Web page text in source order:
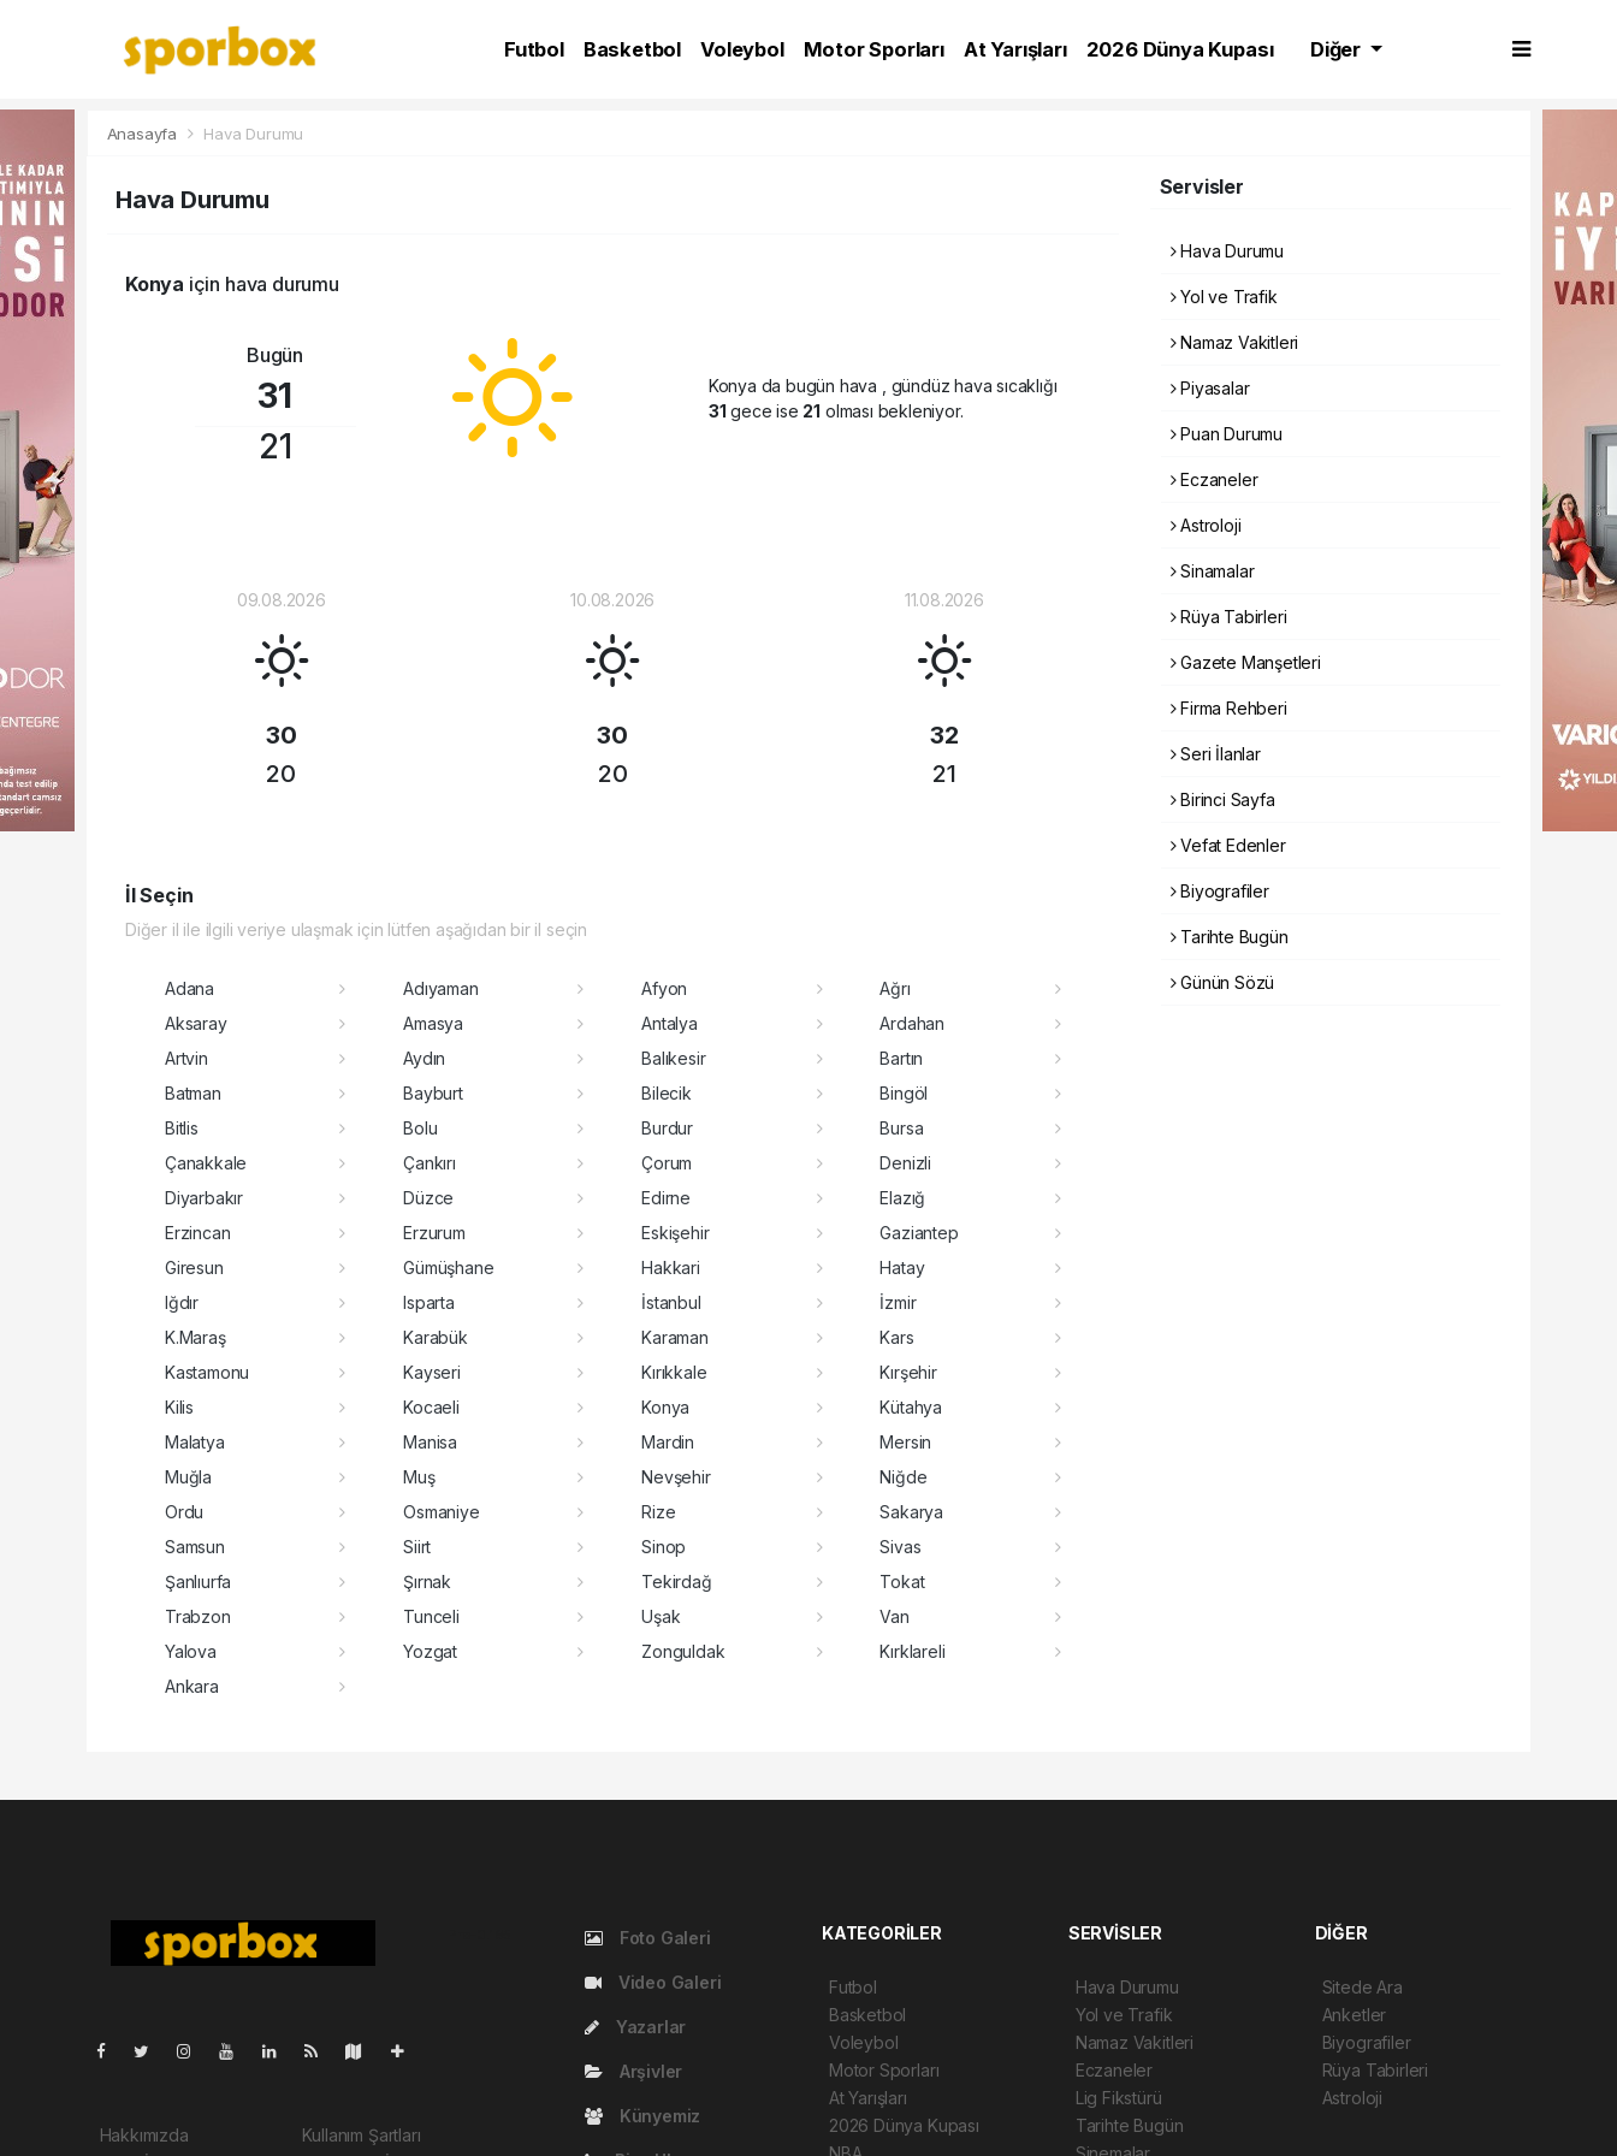
Futbol Basketbol Voleybol Motor Sporları At Yarışları
2026 Dünya Kupası
Diğer
Anasayfa Hava Durumu
Hava Durumu
Konya için hava durumu
Bugün
31
21
Konya da bugün hava
, gündüz hava sıcaklığı
31 gece ise 21 olması bekleniyor.
09.08.2026
30
20
10.08.2026
30
20
11.08.2026
32
21
İl Seçin
Diğer il ile ilgili veriye ulaşmak için lütfen aşağıdan bir il seçin
Adana Adıyaman Afyon
Ağrı
Aksaray
Amasya Antalya
Ardahan
Artvin
Aydın Balıkesir
Bartın
Batman
Bayburt Bilecik
Bingöl
Bitlis
Bolu Burdur
Bursa
Çanakkale
Çankırı Çorum
Denizli
Diyarbakır
Düzce Edirne
Elazığ
Erzincan
Erzurum Eskişehir
Gaziantep
Giresun
Gümüşhane Hakkari
Hatay
Iğdır
Isparta İstanbul
İzmir
K.Maraş
Karabük Karaman
Kars
Kastamonu
Kayseri Kırıkkale
Kırşehir
Kilis
Kocaeli Konya
Kütahya
Malatya
Manisa Mardin
Mersin
Muğla
Muş Nevşehir
Niğde
Ordu
Osmaniye Rize
Sakarya
Samsun
Siirt Sinop
Sivas
Şanlıurfa
Şırnak Tekirdağ
Tokat
Trabzon
Tunceli Uşak
Van
Yalova
Yozgat Zonguldak
Kırklareli
Ankara
Servisler
Hava Durumu
Yol ve Trafik
Namaz Vakitleri
Piyasalar
Puan Durumu
Eczaneler
Astroloji
Sinamalar
Rüya Tabirleri
Gazete Manşetleri
Firma Rehberi
Seri İlanlar
Birinci Sayfa
Vefat Edenler
Biyografiler
Tarihte Bugün
Günün Sözü
Hakkımızda
Kullanım Şartları
Foto Galeri
Video Galeri
Yazarlar
Arşivler
Künyemiz
KATEGORİLER
Futbol
Basketbol
Voleybol
Motor Sporları
At Yarışları
2026 Dünya Kupası
SERVİSLER
Hava Durumu
Yol ve Trafik
Namaz Vakitleri
Eczaneler
Lig Fikstürü
Tarihte Bugün
DİĞER
Sitede Ara
Anketler
Biyografiler
Rüya Tabirleri
Astroloji